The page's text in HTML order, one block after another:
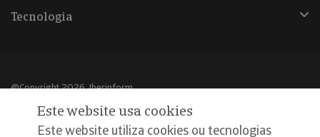
Tecnologia
@Copyright 2026, Iberinform
Este website usa cookies
Este website utiliza cookies ou tecnologias